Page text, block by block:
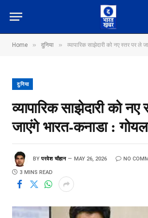
Home » दुनिया » व्यापारिक साझेदारी को नए स्तर पर ले
दुनिया
व्यापारिक साझेदारी को
जाएंगे भारत-कनाडा : गोयल
BY परवेश चौहान MAY 26, 2026 NO
3 MINS READ